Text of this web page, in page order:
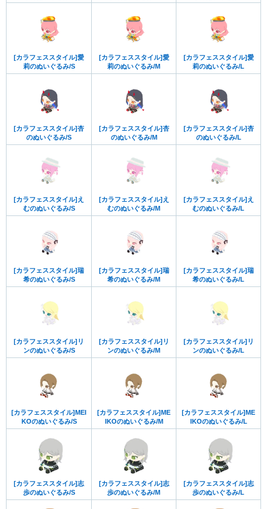
[カラフェススタイル]愛
莉のぬいぐるみ/S
[カラフェススタイル]愛
莉のぬいぐるみ/M
[カラフェススタイル]愛
莉のぬいぐるみ/L
[カラフェススタイル]杏
のぬいぐるみ/S
[カラフェススタイル]杏
のぬいぐるみ/M
[カラフェススタイル]杏
のぬいぐるみ/L
[カラフェススタイル]え
むのぬいぐるみ/S
[カラフェススタイル]え
むのぬいぐるみ/M
[カラフェススタイル]え
むのぬいぐるみ/L
[カラフェススタイル]瑞
希のぬいぐるみ/S
[カラフェススタイル]瑞
希のぬいぐるみ/M
[カラフェススタイル]瑞
希のぬいぐるみ/L
[カラフェススタイル]リ
ンのぬいぐるみ/S
[カラフェススタイル]リ
ンのぬいぐるみ/M
[カラフェススタイル]リ
ンのぬいぐるみ/L
[カラフェススタイル]MEI
KOのぬいぐるみ/S
[カラフェススタイル]ME
IKOのぬいぐるみ/M
[カラフェススタイル]ME
IKOのぬいぐるみ/L
[カラフェススタイル]志
歩のぬいぐるみ/S
[カラフェススタイル]志
歩のぬいぐるみ/M
[カラフェススタイル]志
歩のぬいぐるみ/L